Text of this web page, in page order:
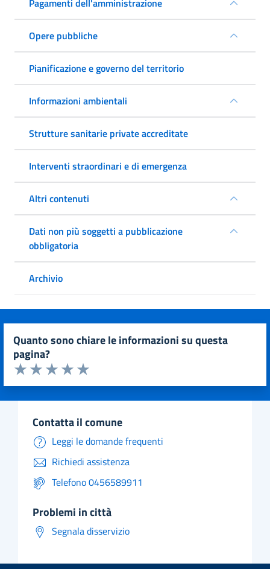
Pagamenti dell'amministrazione
Opere pubbliche
Pianificazione e governo del territorio
Informazioni ambientali
Strutture sanitarie private accreditate
Interventi straordinari e di emergenza
Altri contenuti
Dati non più soggetti a pubblicazione
obbligatoria
Archivio
quanto sono chiare le informazioni su questa
pagina?
Valuta da 1 a 5 stelle la pagina
Valuta 5 stelle su 5
Valuta 4 stelle su 5
Valuta 3 stelle su 5
Valuta 2 stelle su 5
Valuta 1 stelle su 5
contatta il comune
Leggi le domande frequenti
Richiedi assistenza
Telefono 0456589911
problemi in città
Segnala disservizio